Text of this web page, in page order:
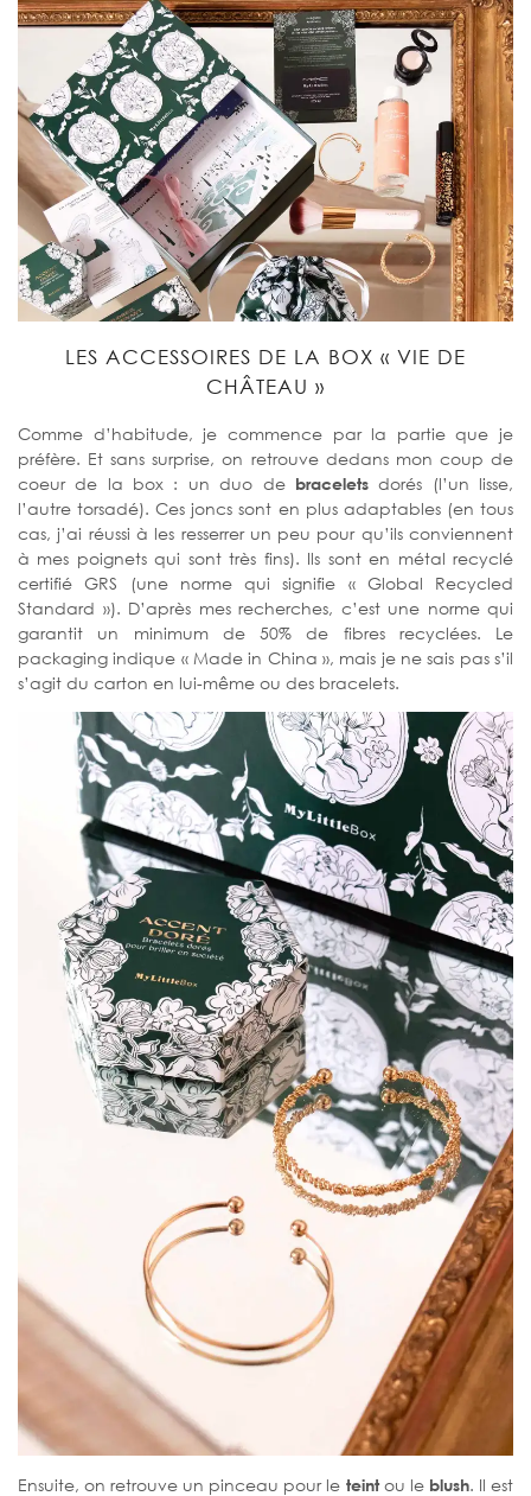
LES ACCESSOIRES DE LA BOX « VIE DE
CHÂTEAU »
Comme d’habitude, je commence par la partie que je
préfère. Et sans surprise, on retrouve dedans mon coup de
coeur de la box : un duo de braceletsdorés (l’un lisse,
l’autre torsadé). Ces joncs sont en plus adaptables (en tous
cas, j’ai réussi à les resserrer un peu pour qu’ils conviennent
à mes poignets qui sont très fins). Ils sont en métal recyclé
certifié GRS (une norme qui signifie « Global Recycled
Standard »). D’après mes recherches, c’est une norme qui
garantit un minimum de 50% de fibres recyclées. Le
packaging indique « Made in China », mais je ne sais pas s’il
s’agit du carton en lui-même ou des bracelets.
Ensuite, on retrouve un pinceau pour le teintou le blush. Il est